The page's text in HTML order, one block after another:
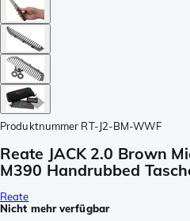
Produktnummer RT-J2-BM-WWF
Reate JACK 2.0 Brown
M390 Handrubbed
Reate
Nicht mehr verfügbar